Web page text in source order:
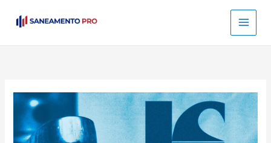
para